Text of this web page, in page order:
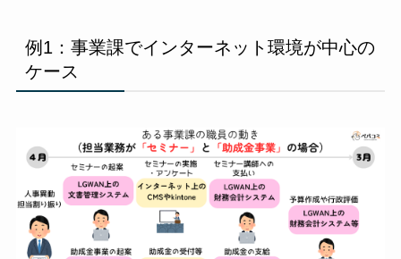
例1：事業課でインターネット環境が中心の
ケース